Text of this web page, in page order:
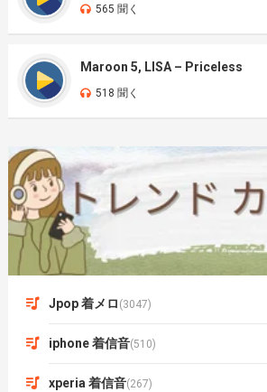
565 聞く
Maroon 5, LISA – Priceless
518 聞く
Jpop 着メロ (3047)
iphone 着信音(510)
xperia 着信音(267)